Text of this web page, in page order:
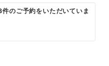
件のご予約をいただいていま